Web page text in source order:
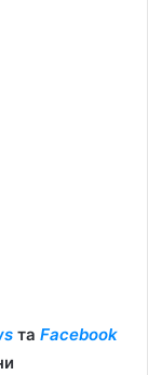
та Facebook